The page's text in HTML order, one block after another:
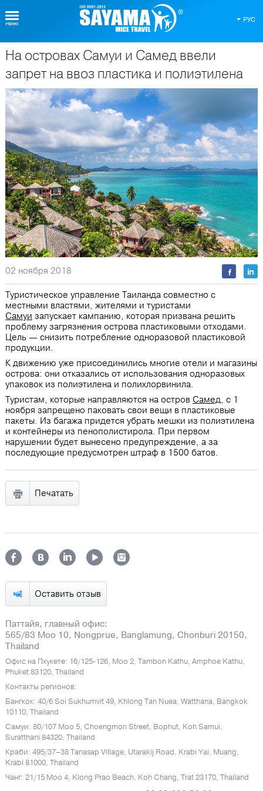
РУС
О Таиланде
Оставить отзыв
Паттайя, главный офис:
565/83 Moo 10, Nongprue, Banglamung, Chonburi 20150,
Thailand
Офис на Пхукете: 16/125-126, Moo 2, Tambon Kathu, Amphoe Kathu,
Phuket 83120, Thailand
Контакты регионов:
Бангкок: 40/6 Soi Sukhumvit 49, Khlong Tan Nuea, Watthana, Bangkok
10110, Thailand
Самуи: 80/107 Moo 5, Choengmon Street, Bophut, Koh Samui,
Suratthani 84320, Thailand
Краби: 495/37–38 Tanasap Village, Utarakij Road, Krabi Yai, Muang,
Krabi 81000, Thailand
Чанг: 21/15 Moo 4, Klong Prao Beach, Koh Chang, Trat 23170, Thailand
На островах Самуи и Самед ввели
запрет на ввоз пластика и полиэтилена
02 ноября 2018
Туристическое управление Таиланда совместно с
местными властями, жителями и туристами
Самуи запускает кампанию, которая призвана решить
проблему загрязнения острова пластиковыми отходами.
Цель ― снизить потребление одноразовой пластиковой
продукции.
К движению уже присоединились многие отели и магазины
острова: они отказались от использования одноразовых
упаковок из полиэтилена и полихлорвинила.
Туристам, которые направляются на остров Самед, с 1
ноября запрещено паковать свои вещи в пластиковые
пакеты. Из багажа придется убрать мешки из полиэтилена
и контейнеры из пенополистирола. При первом
нарушении будет вынесено предупреждение, а за
последующие предусмотрен штраф в 1500 батов.
Печатать